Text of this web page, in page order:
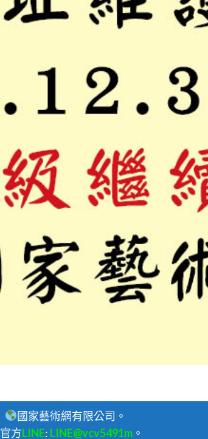
國家藝術網有限公司。
官方LINE: LINE@vcv5491m 。